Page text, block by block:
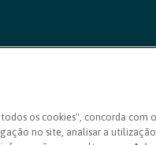
os cookies", concorda com
no site, analisar a